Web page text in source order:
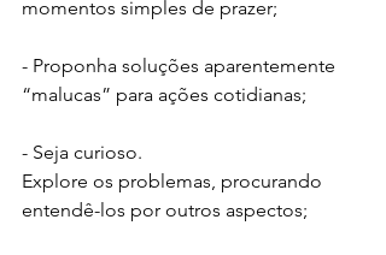
momentos simples de prazer;
- Proponha soluções aparentemente
“malucas” para ações cotidianas;
- Seja curioso.
Explore os problemas, procurando
entendê-los por outros aspectos;